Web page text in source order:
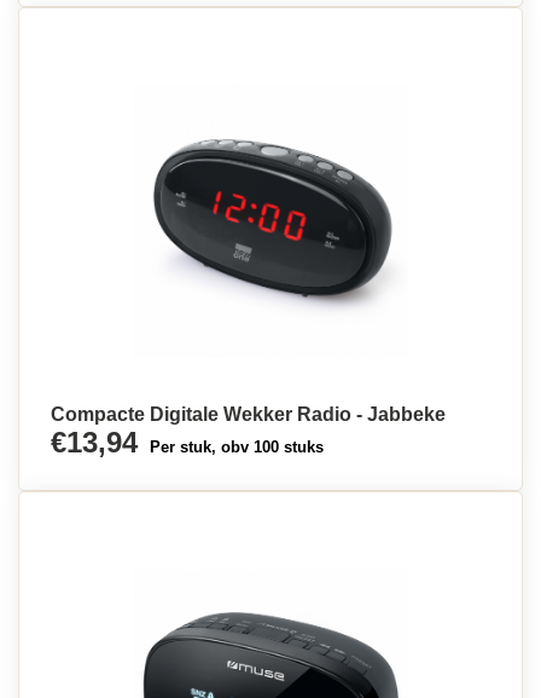
Compacte Digitale Wekker Radio - Jabbeke
€13,94 Per stuk, obv 100 stuks